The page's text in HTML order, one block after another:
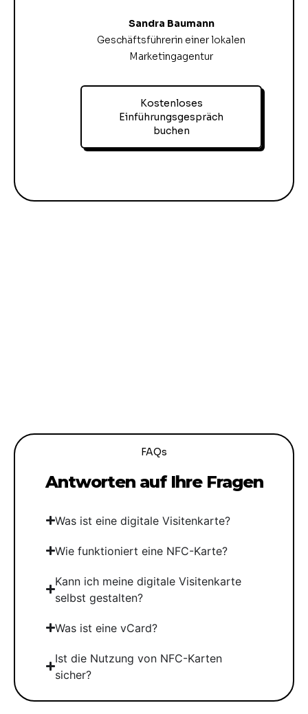
Sandra Baumann
Geschäftsführerin einer lokalen
Marketingagentur
Kostenloses
Einführungsgespräch
buchen
FAQs
Antworten auf Ihre Fragen
Was ist eine digitale Visitenkarte?
Wie funktioniert eine NFC-Karte?
Kann ich meine digitale Visitenkarte
selbst gestalten?
Was ist eine vCard?
Ist die Nutzung von NFC-Karten
sicher?